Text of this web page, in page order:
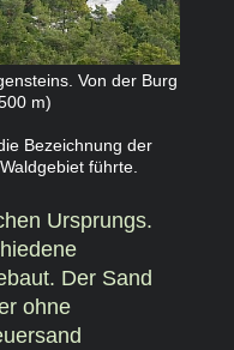
Von der Burg
m)
Bezeichnung der
führte.
Ursprungs.
Der Sand
ohne